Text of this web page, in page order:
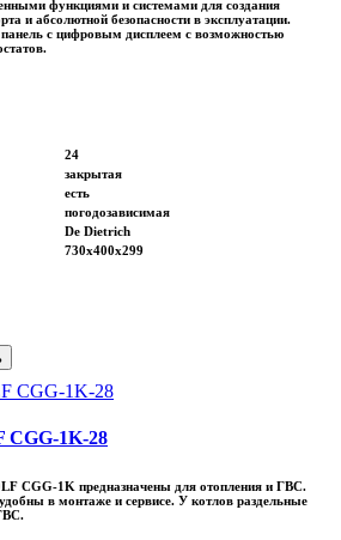
функциями и системами для создания
и абсолютной безопасности в эксплуатации.
с цифровым дисплеем с возможностью
24
закрытая
есть
погодозависимая
De Dietrich
730х400х299
CGG-1K-28
CGG-1K предназначены для отопления и ГВС.
в монтаже и сервисе. У котлов раздельные